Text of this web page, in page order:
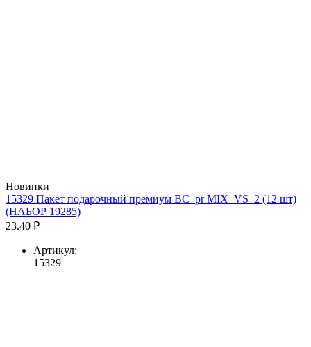
Новинки
15329 Пакет подарочный премиум BC_pr MIX_VS_2 (12 шт)
(НАБОР 19285)
23.40 ₽
Артикул:
15329